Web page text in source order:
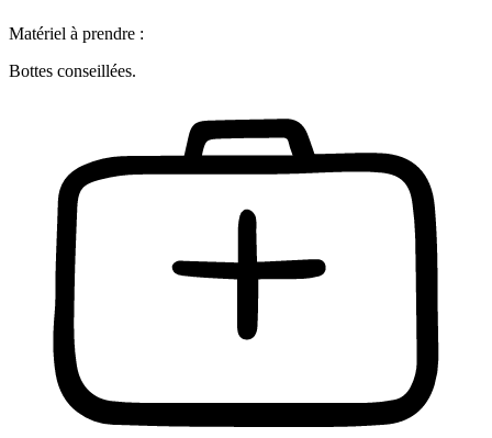
Matériel à prendre :
Bottes conseillées.